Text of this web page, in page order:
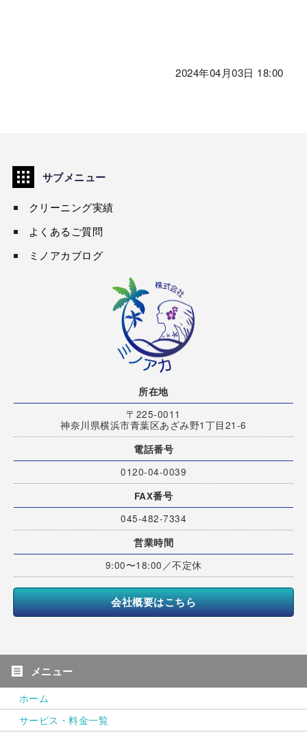
2024年04月03日 18:00
サブメニュー
クリーニング実績
よくあるご質問
ミノアカブログ
所在地
〒225-0011
神奈川県横浜市青葉区あざみ野1丁目21-6
電話番号
0120-04-0039
FAX番号
045-482-7334
営業時間
9:00〜18:00／不定休
会社概要はこちら
ホーム
サービス・料金一覧